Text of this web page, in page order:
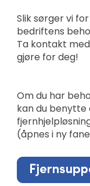
Slik sørger vi
bedriftens
Ta kontakt
gjøre for deg!
Om du har
kan du benytte
(åpnes i ny